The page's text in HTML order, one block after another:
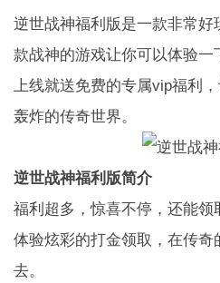
逆世战神福利版是一款非常
款战神的游戏让你可以体验一
上线就送免费的专属vip福利
轰炸的传奇世界。
逆世战神福利版简介
福利超多，惊喜不停，还能领
体验炫彩的打金领取，在传
去。